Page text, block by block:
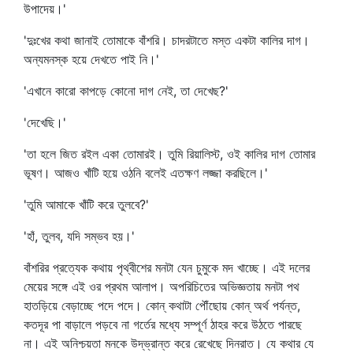
উপাদেয়।'
'দুঃখের কথা জানাই তোমাকে বাঁশরি। চাদরটাতে মস্ত একটা কালির দাগ।
অন্যমনস্ক হয়ে দেখতে পাই নি।'
'এখানে কারো কাপড়ে কোনো দাগ নেই, তা দেখেছ?'
'দেখেছি।'
'তা হলে জিত রইল একা তোমারই। তুমি রিয়ালিস্ট, ওই কালির দাগ তোমার
ভূষণ। আজও খাঁটি হয়ে ওঠনি বলেই এতক্ষণ লজ্জা করছিলে।'
'তুমি আমাকে খাঁটি করে তুলবে?'
'হাঁ, তুলব, যদি সম্ভব হয়।'
বাঁশরির প্রত্যেক কথায় পৃথ্বীশের মনটা যেন চুমুকে মদ খাচ্ছে। এই দলের
মেয়ের সঙ্গে এই ওর প্রথম আলাপ। অপরিচিতের অভিজ্ঞতায় মনটা পথ
হাতড়িয়ে বেড়াচ্ছে পদে পদে। কোন্‌ কথাটা পৌঁছোয় কোন্‌ অর্থ পর্যন্ত,
কতদূর পা বাড়ালে পড়বে না গর্তের মধ্যে সম্পূর্ণ ঠাহর করে উঠতে পারছে
না। এই অনিশ্চয়তা মনকে উদ্‌ভ্রান্ত করে রেখেছে দিনরাত। যে কথার যে